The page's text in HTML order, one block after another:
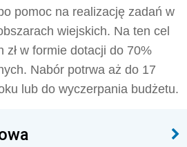
pomoc na realizację zadań w
wiejskich. Na ten cel
zł w formie dotacji do 70%
Nabór potrwa aż do 17
lub do wyczerpania budżetu.